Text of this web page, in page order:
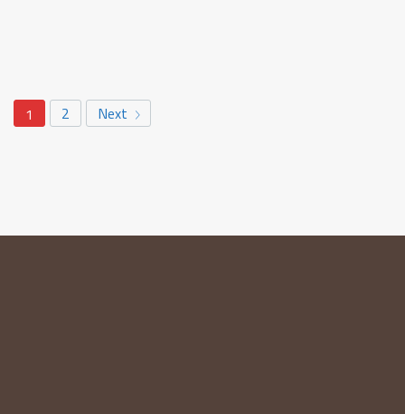
1 2 Next